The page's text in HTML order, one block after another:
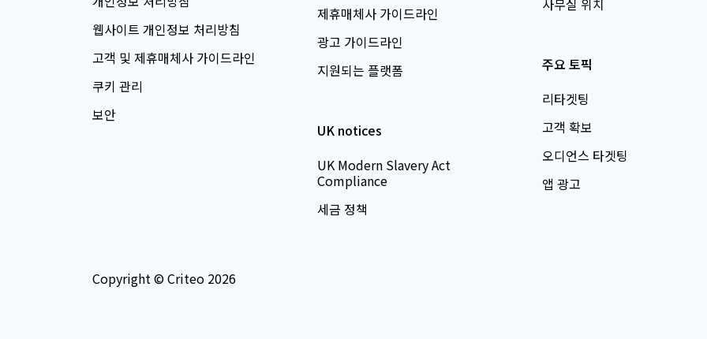
웹사이트 개인정보 처리방침
고객 및 제휴매체사 가이드라인
쿠키 관리
보안
제휴매체사 가이드라인
광고 가이드라인
지원되는 플랫폼
UK notices
UK Modern Slavery Act
Compliance
세금 정책
사무실 위치
주요 토픽
리타겟팅
고객 확보
오디언스 타겟팅
앱 광고
Copyright © Criteo 2026